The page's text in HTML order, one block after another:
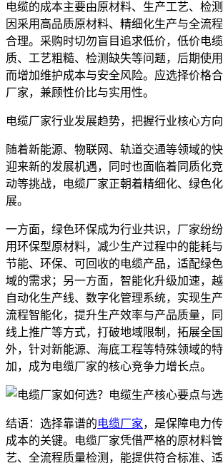
电缆的成本主要由原材料、生产工艺、检
因采用高品质原材料、精细化生产与全流
合理。采购时切勿盲目追求低价，低价电
质、工艺粗糙、检测缺失等问题，后期使
而增加维护成本与安全风险。应选择价格
厂家，兼顾性价比与实用性。
电缆厂家行业发展趋势，把握行业核心方向
随着新能源、物联网、轨道交通等领域的
迎来新的发展机遇，同时也面临着同质化
动等挑战，电缆厂家正朝着精细化、绿色
展。
一方面，绿色环保成为行业共识，厂家纷
用环保型原材料，减少生产过程中的能耗
节能、环保、可回收的电缆产品，适配绿
域的需求；另一方面，智能化升级加速，
自动化生产线、数字化管理系统，实现生
流程智能化，提升生产效率与产品质量，同
线上推广等方式，打破地域限制，拓展全
外，针对新能源、海底工程等特殊领域的
加，成为电缆厂家的核心竞争力增长点。
结语：选择靠谱的电缆厂家，是保障电力
成本的关键。电缆厂家凭借严格的原材料
艺、全流程质量检测，能提供符合标准、